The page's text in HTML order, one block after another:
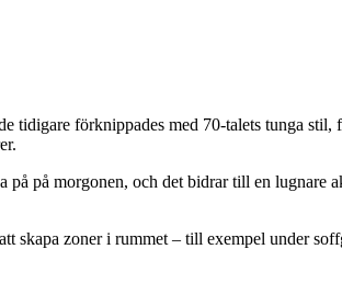
tidigare förknippades med 70-talets tunga
på morgonen, och det bidrar till en lugnare
skapa zoner i rummet – till exempel under